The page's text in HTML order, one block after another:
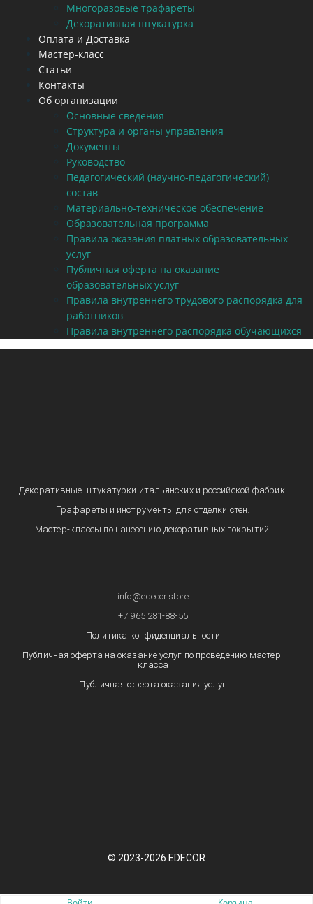
Многоразовые трафареты
Декоративная штукатурка
Оплата и Доставка
Мастер-класс
Статьи
Контакты
Об организации
Основные сведения
Структура и органы управления
Документы
Руководство
Педагогический (научно-педагогический)
состав
Материально-техническое обеспечение
Образовательная программа
Правила оказания платных образовательных
услуг
Публичная оферта на оказание
образовательных услуг
Правила внутреннего трудового распорядка для
работников
Правила внутреннего распорядка обучающихся
Декоративные штукатурки итальянских и российской фабрик.
Трафареты и инструменты для отделки стен.
Мастер-классы по нанесению декоративных покрытий.
info@edecor.store
+7 965 281-88-55
Политика конфиденциальности
Публичная оферта на оказание услуг по проведению мастер-
класса
Публичная оферта оказания услуг
© 2023-2026 EDECOR